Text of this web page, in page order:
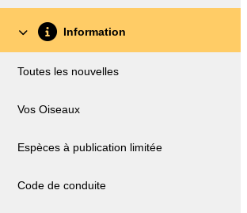
Information
Toutes les nouvelles
Vos Oiseaux
Espèces à publication limitée
Code de conduite